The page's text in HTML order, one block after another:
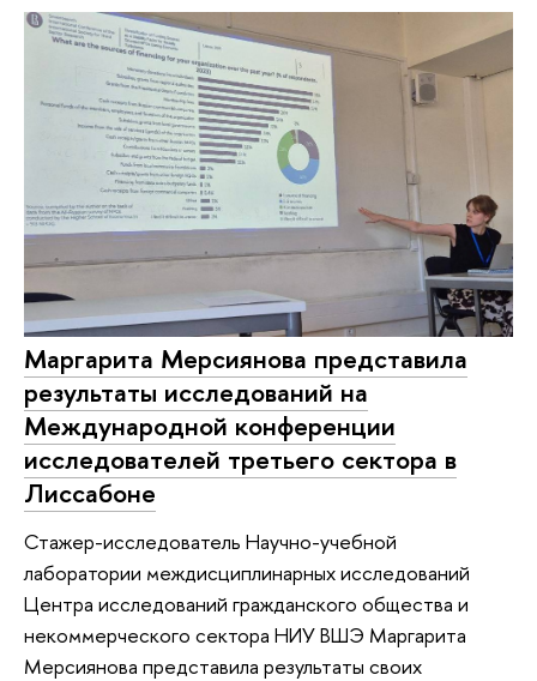
Маргарита Мерсиянова представила
результаты исследований на
Международной конференции
исследователей третьего сектора в
Лиссабоне
Стажер-исследователь Научно-учебной
лаборатории междисциплинарных исследований
Центра исследований гражданского общества и
некоммерческого сектора НИУ ВШЭ Маргарита
Мерсиянова представила результаты своих